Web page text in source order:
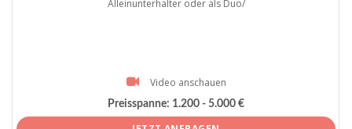
Alleinunterhalter oder als Duo/
Video anschauen
Preisspanne: 1.200 - 5.000 €